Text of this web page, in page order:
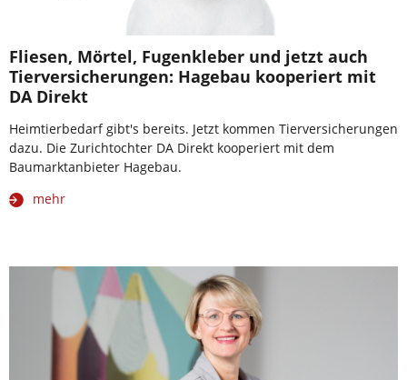
Fliesen, Mörtel, Fugenkleber und jetzt auch
Tierversicherungen: Hagebau kooperiert mit
DA Direkt
Heimtierbedarf gibt's bereits. Jetzt kommen Tierversicherungen
dazu. Die Zurichtochter DA Direkt kooperiert mit dem
Baumarktanbieter Hagebau.
mehr